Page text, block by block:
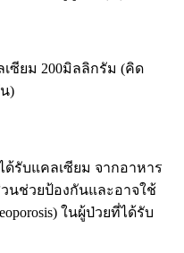
ซียม 200มิลลิกรัม (คิด
)
ด้รับแคลเซียม จากอาหาร
นช่วยป้องกันและอาจใช้
ในผู้ป่วยที่ได้รับ